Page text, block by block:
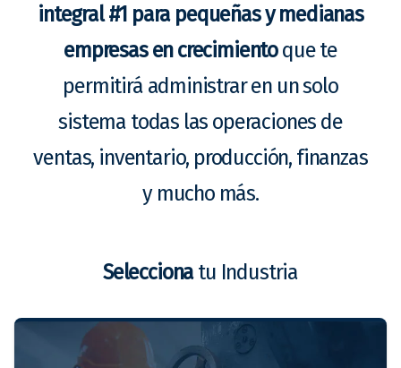
integral #1 para pequeñas y medianas
empresas en crecimientoque te
permitirá administrar en un solo
sistema todas las operaciones de
ventas, inventario, producción, finanzas
y mucho más.
Seleccionatu Industria